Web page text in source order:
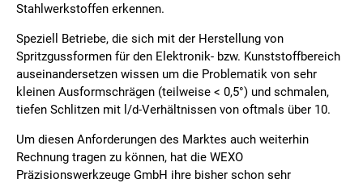
Stahlwerkstoffen erkennen.
Speziell Betriebe, die sich mit der Herstellung von
Spritzgussformen für den Elektronik- bzw. Kunststoffbereich
auseinandersetzen wissen um die Problematik von sehr
kleinen Ausformschrägen (teilweise < 0,5°) und schmalen,
tiefen Schlitzen mit l/d-Verhältnissen von oftmals über 10.
Um diesen Anforderungen des Marktes auch weiterhin
Rechnung tragen zu können, hat die WEXO
Präzisionswerkzeuge GmbH ihre bisher schon sehr